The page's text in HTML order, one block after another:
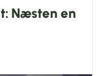
Næsten en